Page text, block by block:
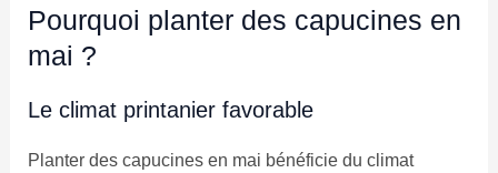
Pourquoi planter des capucines en
mai ?
Le climat printanier favorable
Planter des capucines en mai bénéficie du climat